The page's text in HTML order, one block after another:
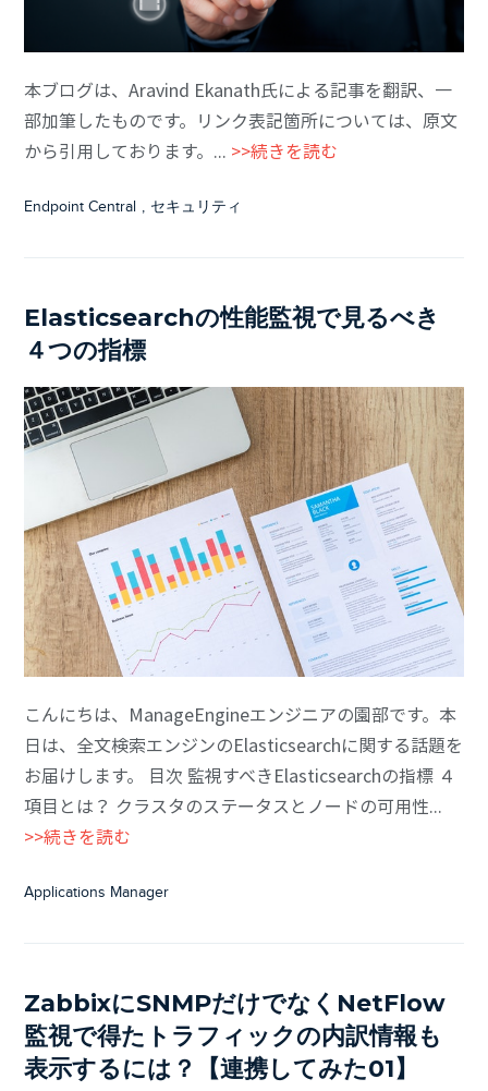
本ブログは、Aravind Ekanath氏による記事を翻訳、一
部加筆したものです。リンク表記箇所については、原文
から引用しております。... >>続きを読む
Endpoint Central , セキュリティ
Elasticsearchの性能監視で見るべき
４つの指標
こんにちは、ManageEngineエンジニアの園部です。本
日は、全文検索エンジンのElasticsearchに関する話題を
お届けします。 目次 監視すべきElasticsearchの指標 ４
項目とは？ クラスタのステータスとノードの可用性...
>>続きを読む
Applications Manager
ZabbixにSNMPだけでなくNetFlow
監視で得たトラフィックの内訳情報も
表示するには？【連携してみた01】